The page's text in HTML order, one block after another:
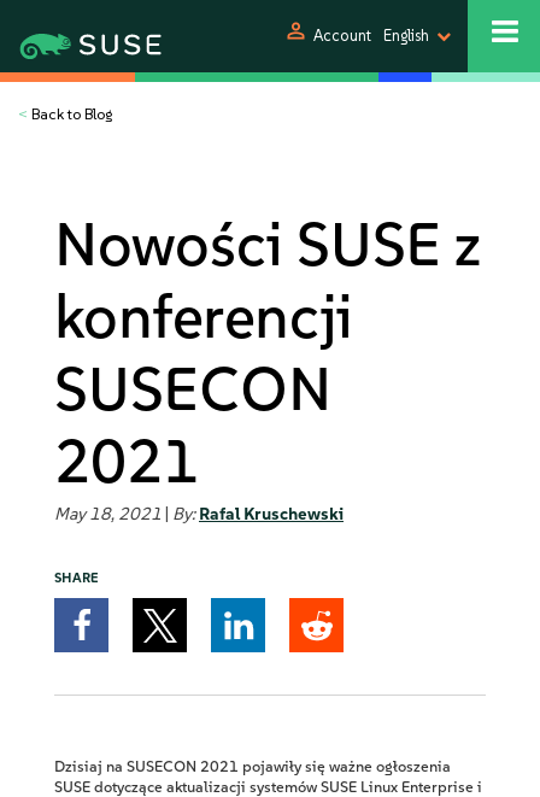
person Account English
< Back to Blog
Nowości SUSE z
konferencji
SUSECON
2021
May 18, 2021 | By:Rafal Kruschewski
SHARE
Dzisiaj na SUSECON 2021 pojawiły się ważne ogłoszenia
SUSE dotyczące aktualizacji systemów SUSE Linux Enterprise i